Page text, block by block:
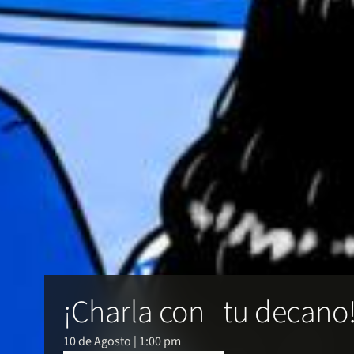
¡Charla con tu
10 de Agosto | 1:00 pm